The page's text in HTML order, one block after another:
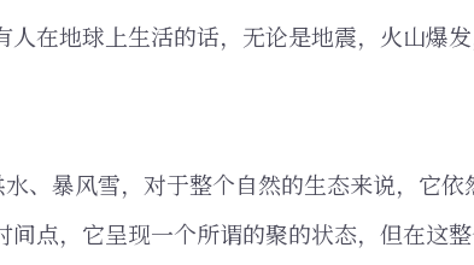
人在地球上生活的话，无论是地震，火山爆
、暴风雪，对于整个自然的生态来说，它
间点，它呈现一个所谓的聚的状态，但在这整